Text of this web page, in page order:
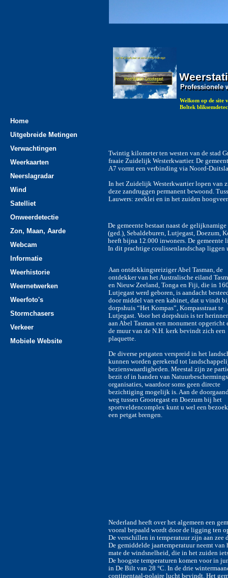
Professionele
Professionele
Welkom op de site
Boltek
Twintig kilometer ten westen van de stad
fraaie Zuidelijk Westerkwartier. De
A7 vormt een verbinding via Noord-
In het Zuidelijk Westerkwartier lopen van
deze zandruggen permanent bewoond.
Lauwers: zeeklei en in het zuiden
De gemeente bestaat naast de
(ged.), Sebaldeburen, Lutjegast, Doezum,
heeft bijna 12.000 inwoners. De
In dit prachtige coulissenlandschap liggen
Aan ontdekkingsreiziger Abel Tasman, de
ontdekker van het Australische eiland
en Nieuw Zeeland, Tonga en Fiji, die in
Lutjegast werd geboren, is aandacht
door middel van een kabinet, dat u vindt
dorpshuis “Het Kompas”, Kompasstraat te
Lutjegast. Voor het dorpshuis is ter
aan Abel Tasman een monument opgericht
de muur van de N.H. kerk bevindt zich een
plaquette.
De diverse petgaten verspreid in het
kunnen worden gerekend tot
bezienswaardigheden. Meestal zijn ze
bezit of in handen van
organisaties, waardoor soms geen directe
bezichtiging mogelijk is. Aan de
weg tussen Grootegast en Doezum bij het
sportveldencomplex kunt u wel een
een petgat brengen.
Nederland heeft over het algemeen een
vooral bepaald wordt door de ligging ten
De verschillen in temperatuur zijn aan zee
De gemiddelde jaartemperatuur neemt
mate de windsnelheid, die in het zuiden
De hoogste temperaturen komen voor in
in De Bilt van 28 °C. In de drie
continentaal-polaire lucht bevindt. Het
Home
Uitgebreide Metingen
Verwachtingen
Weerkaarten
Neerslagradar
Wind
Satelliet
Onweerdetectie
Zon, Maan, Aarde
Webcam
Informatie
Weerhistorie
Weernetwerken
Weerfoto's
Stormchasers
Verkeer
Mobiele Website